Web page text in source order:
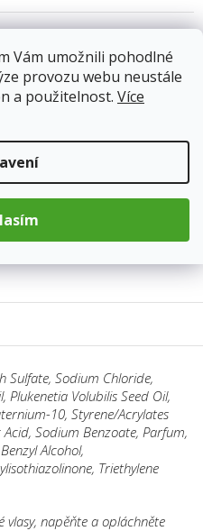
Vám umožnili pohodlné
provozu webu neustále
a použitelnost. Více
a pleť
Kč
Přidat do košíku
Sulfate, Sodium Chloride,
Plukenetia Volubilis Seed Oil,
10, Styrene/Acrylates
Sodium Benzoate, Parfum,
Alcohol,
Triethylene
vlasy, napěňte a opláchněte